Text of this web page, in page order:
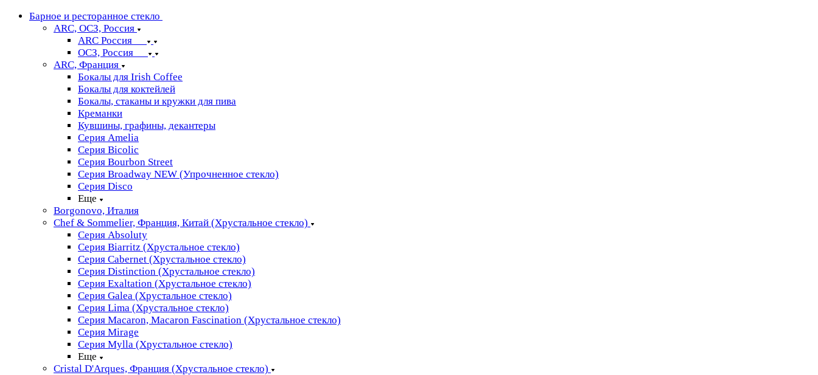
Барное и ресторанное стекло
ARC, ОСЗ, Россия
ARC Россия
ОСЗ, Россия
ARC, Франция
Бокалы для Irish Coffee
Бокалы для коктейлей
Бокалы, стаканы и кружки для пива
Креманки
Кувшины, графины, декантеры
Серия Amelia
Серия Bicolic
Серия Bourbon Street
Серия Broadway NEW (Упрочненное стекло)
Серия Disco
Еще
Borgonovo, Италия
Chef & Sommelier, Франция, Китай (Хрустальное стекло)
Серия Absoluty
Серия Biarritz (Хрустальное стекло)
Серия Cabernet (Хрустальное стекло)
Серия Distinction (Хрустальное стекло)
Серия Exaltation (Хрустальное стекло)
Серия Galea (Хрустальное стекло)
Серия Lima (Хрустальное стекло)
Серия Macaron, Macaron Fascination (Хрустальное стекло)
Серия Mirage
Серия Mylla (Хрустальное стекло)
Еще
Cristal D'Arques, Франция (Хрустальное стекло)